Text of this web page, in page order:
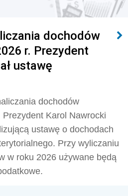
dochodów
r. Prezydent
ustawę
dochodów
Karol Nawrocki
ustawę o dochodach
Przy wyliczaniu
w roku 2026 używane będą